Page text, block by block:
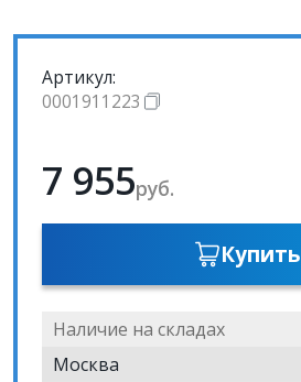
Артикул:
0001911223
7 955руб.
Купить
Наличие на складах
Москва